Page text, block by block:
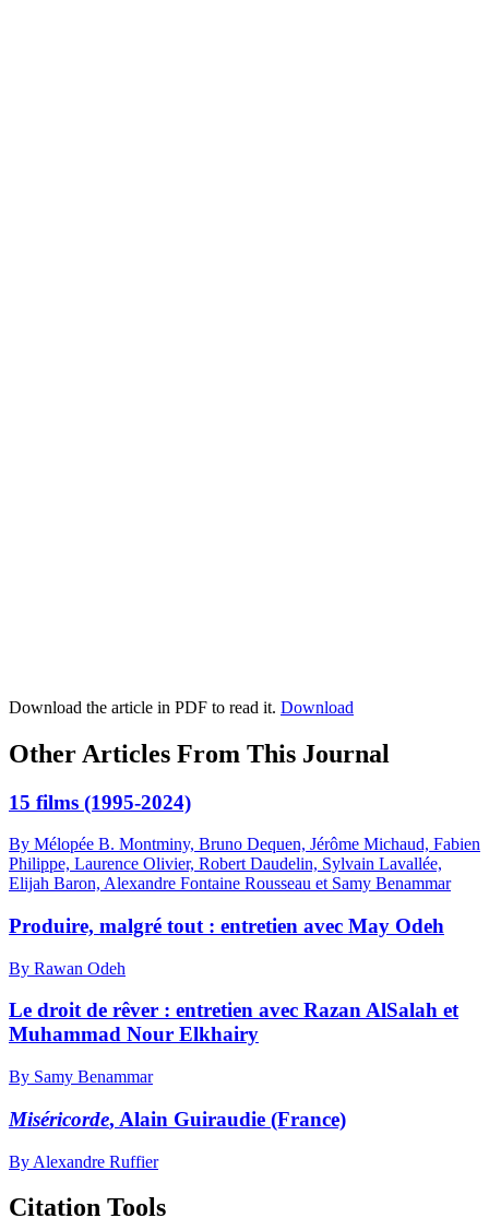
Download the article in PDF to read it. Download
Other Articles From This Journal
15 films (1995-2024)
By Mélopée B. Montminy, Bruno Dequen, Jérôme Michaud, Fabien
Philippe, Laurence Olivier, Robert Daudelin, Sylvain Lavallée,
Elijah Baron, Alexandre Fontaine Rousseau et Samy Benammar
Produire, malgré tout : entretien avec May Odeh
By Rawan Odeh
Le droit de rêver : entretien avec Razan AlSalah et
Muhammad Nour Elkhairy
By Samy Benammar
Miséricorde, Alain Guiraudie (France)
By Alexandre Ruffier
Citation Tools